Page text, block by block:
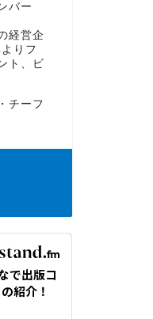
バー
経営企
りフ
ト、ビ
チーフ